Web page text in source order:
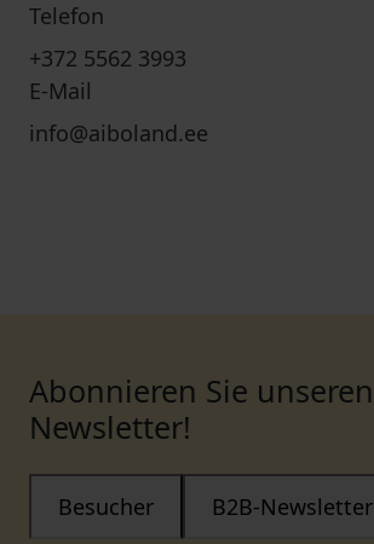
Telefon
+372 5562 3993
E-Mail
info@aiboland.ee
Abonnieren Sie unseren
Newsletter!
Besucher B2B-Newsletter